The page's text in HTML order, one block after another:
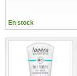
En stock